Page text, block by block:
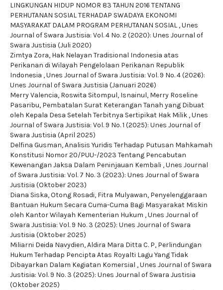
LINGKUNGAN HIDUP NOMOR 83 TAHUN 2016 TENTANG
PERHUTANAN SOSIAL TERHADAP SWADAYA EKONOMI
MASYARAKAT DALAM PROGRAM PERHUTANAN SOSIAL ,Unes
Journal of Swara Justisia: Vol. 4 No. 2 (2020): Unes Journal of
Swara Justisia (Juli 2020)
Zimtya Zora, Hak Nelayan Tradisional Indonesia atas
Perikanan di Wilayah Pengelolaan Perikanan Republik
Indonesia ,Unes Journal of Swara Justisia: Vol. 9 No. 4 (2026):
Unes Journal of Swara Justisia (Januari 2026)
Merry Valencia, Roswita Sitompul, Isnainul, Merry Roseline
Pasaribu, Pembatalan Surat Keterangan Tanah yang Dibuat
oleh Kepala Desa Setelah Terbitnya Sertipikat Hak Milik ,Unes
Journal of Swara Justisia: Vol. 9 No. 1 (2025): Unes Journal of
Swara Justisia (April 2025)
Delfina Gusman,Analisis Yuridis Terhadap Putusan Mahkamah
Konstitusi Nomor 20/PUU-/2023 Tentang Pencabutan
Kewenangan Jaksa Dalam Peninjauan Kembali ,Unes Journal
of Swara Justisia: Vol. 7 No. 3 (2023): Unes Journal of Swara
Justisia (Oktober 2023)
Diana Siska, Otong Rosadi, Fitra Mulyawan, Penyelenggaraan
Bantuan Hukum Secara Cuma-Cuma Bagi Masyarakat Miskin
oleh Kantor Wilayah Kementerian Hukum ,Unes Journal of
Swara Justisia: Vol. 9 No. 3 (2025): Unes Journal of Swara
Justisia (Oktober 2025)
Miliarni Deida Navydien, Aldira Mara Ditta C. P, Perlindungan
Hukum Terhadap Pencipta Atas Royalti Lagu Yang Tidak
Dibayarkan Dalam Kegiatan Komersial ,Unes Journal of Swara
Justisia: Vol. 9 No. 3 (2025): Unes Journal of Swara Justisia
(Oktober 2025)